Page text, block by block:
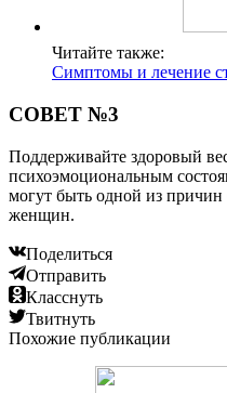
Читайте также:
Симптомы и лечение
СОВЕТ №3
Поддерживайте здоровый
психоэмоциональным
могут быть одной из
женщин.
Поделиться
Отправить
Класснуть
Твитнуть
Похожие публикации